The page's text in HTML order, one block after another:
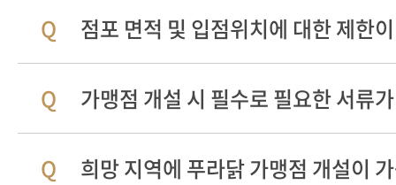
점포 면적 및 입점위치에 대한 제한
가맹점 개설 시 필수로 필요한 서류
희망 지역에 푸라닭 가맹점 개설이